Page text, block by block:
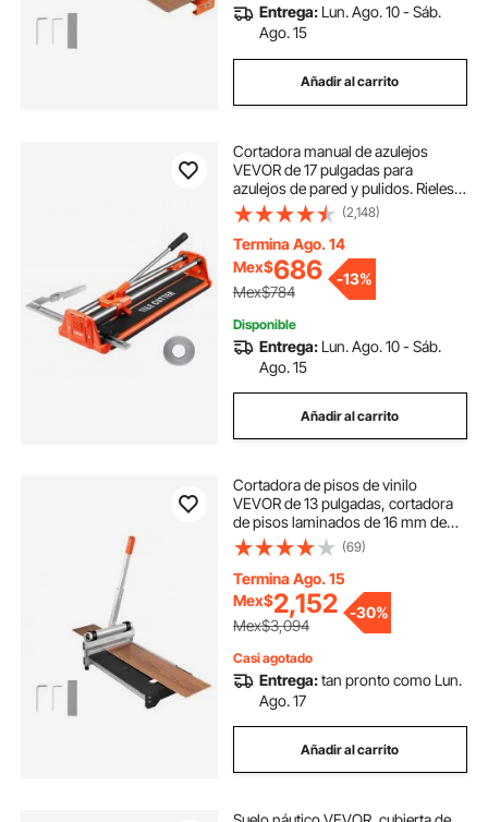
Entrega: Lun. Ago. 10 - Sáb.
Ago. 15
Añadir al carrito
Cortadora manual de azulejos
VEVOR de 17 pulgadas para
azulejos de pared y pulidos. Rieles
dobles para cortes precisos. Rueda
de carburo de tungsteno. Mango
antideslizante. Varilla de presión
antidesplazamiento. Cortes
precisos para profesionales y
principiantes.
(2,148)
Termina Ago. 14
Mex$686
Mex$784
-13%
Disponible
Entrega: Lun. Ago. 10 - Sáb.
Ago. 15
Añadir al carrito
Cortadora de pisos de vinilo
VEVOR de 13 pulgadas, cortadora
de pisos laminados de 16 mm de
espesor con ajustes de ángulo de
15°/30°/45°, ruedas flexibles,
mango telescópico, corta madera
de ingeniería, LVT, VCT, SPC, LVP,
WPC
(69)
Termina Ago. 15
Mex$2,152
Mex$3,094
-30%
Casi agotado
Entrega:tan pronto como Lun.
Ago. 17
Añadir al carrito